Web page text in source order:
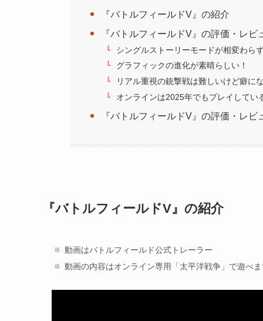
『バトルフィールドV』の紹介
『バトルフィールドV』の評価・レビ
シングルストーリーモードが相変わら
グラフィックの進化が素晴らしい！
リアル重視の銃撃戦は難しいけど癖に
オンラインは2025年でもプレイしてい
『バトルフィールドV』の評価・レビ
『バトルフィールドV』の紹介
動画はバトルフィールド公式トレーラー
動画の内容はオンライン専用「太平洋戦争」で遊べ